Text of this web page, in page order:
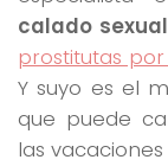
calado sexual
prostitutas
Y suyo es el
que puede
las